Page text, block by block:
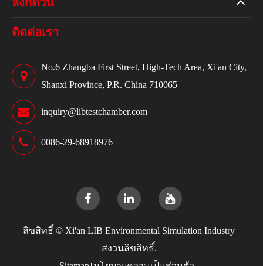
ติดต่อเรา
No.6 Zhangba First Street, High-Tech Area, Xi'an City,
Shanxi Province, P.R. China 710065
inquiry@libtestchamber.com
0086-29-68918976
ลิขสิทธิ์ © Xi'an LIB Environmental Simulation Industry
สงวนลิขสิทธิ์.